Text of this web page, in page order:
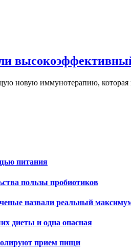
новую иммунотерапию, которая
питания
пользы пробиотиков
назвали реальный
диеты и одна опасная
прием пищи